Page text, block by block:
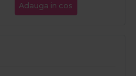
Adauga in cos